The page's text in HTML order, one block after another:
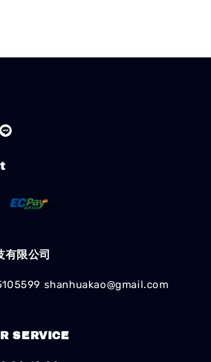
有限公司
shanhuakao@gmail.com
SERVICE